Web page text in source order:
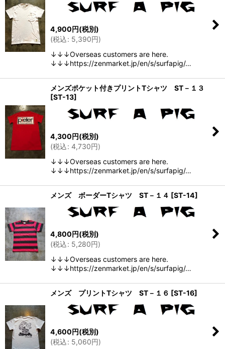
4,900円(税別)
(税込: 5,390円)
↓↓↓Overseas customers are here.
↓↓↓https://zenmarket.jp/en/s/surfapig/…
メンズポケット付きプリントTシャツ ST－１３
[ST-13]
4,300円(税別)
(税込: 4,730円)
↓↓↓Overseas customers are here.
↓↓↓https://zenmarket.jp/en/s/surfapig/…
メンズ ボーダーTシャツ ST－１４ [ST-14]
4,800円(税別)
(税込: 5,280円)
↓↓↓Overseas customers are here.
↓↓↓https://zenmarket.jp/en/s/surfapig/…
メンズ プリントTシャツ ST－１６ [ST-16]
4,600円(税別)
(税込: 5,060円)